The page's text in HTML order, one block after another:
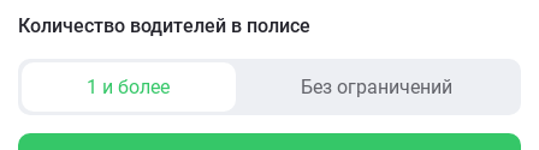
Количество водителей в полисе
1 и более Без ограничений